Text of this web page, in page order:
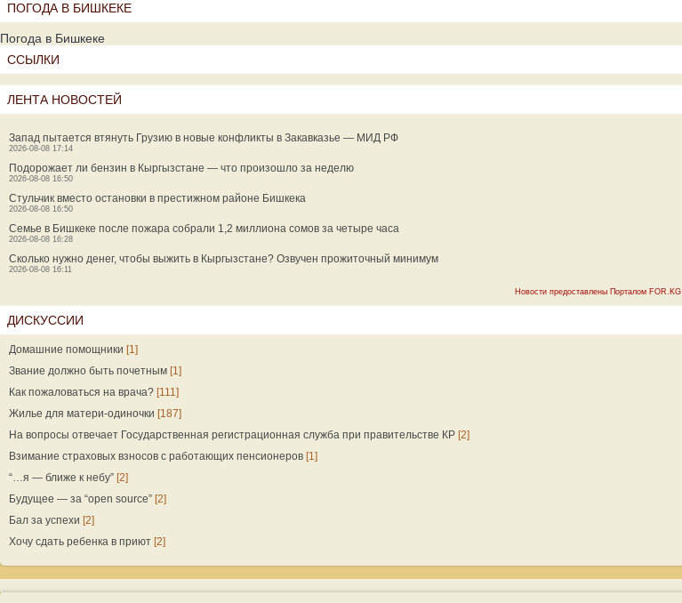
ПОГОДА В БИШКЕКЕ
Погода в Бишкеке
ССЫЛКИ
ЛЕНТА НОВОСТЕЙ
Запад пытается втянуть Грузию в новые конфликты в Закавказье — МИД РФ
2026-08-08 17:14
Подорожает ли бензин в Кыргызстане — что произошло за неделю
2026-08-08 16:50
Стульчик вместо остановки в престижном районе Бишкека
2026-08-08 16:50
Семье в Бишкеке после пожара собрали 1,2 миллиона сомов за четыре часа
2026-08-08 16:28
Сколько нужно денег, чтобы выжить в Кыргызстане? Озвучен прожиточный минимум
2026-08-08 16:11
Новости предоставлены Порталом FOR.KG
ДИСКУССИИ
Домашние помощники [1]
Звание должно быть почетным [1]
Как пожаловаться на врача? [111]
Жилье для матери-одиночки [187]
На вопросы отвечает Государственная регистрационная служба при правительстве КР [2]
Взимание страховых взносов с работающих пенсионеров [1]
“…я — ближе к небу” [2]
Будущее — за “open source” [2]
Бал за успехи [2]
Хочу сдать ребенка в приют [2]